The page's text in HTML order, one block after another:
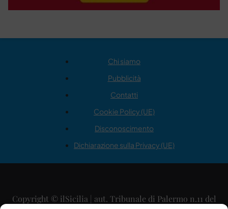
Chi siamo
Pubblicità
Contatti
Cookie Policy (UE)
Disconoscimento
Dichiarazione sulla Privacy (UE)
Copyright © ilSicilia | aut. Tribunale di Palermo n.11 del